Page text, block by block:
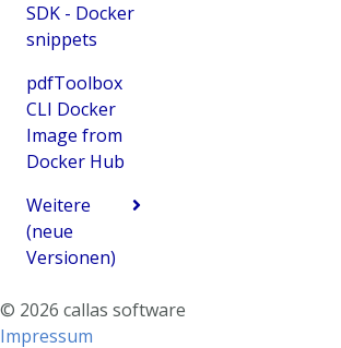
SDK - Docker
snippets
pdfToolbox
CLI Docker
Image from
Docker Hub
Weitere
(neue
Versionen)
© 2026 callas software
Impressum